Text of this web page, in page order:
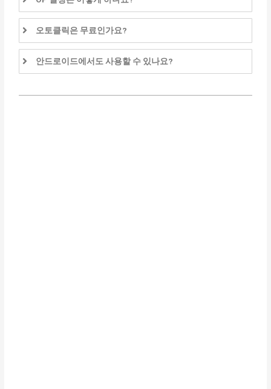
오토클릭은 무료인가요?
안드로이드에서도 사용할 수 있나요?